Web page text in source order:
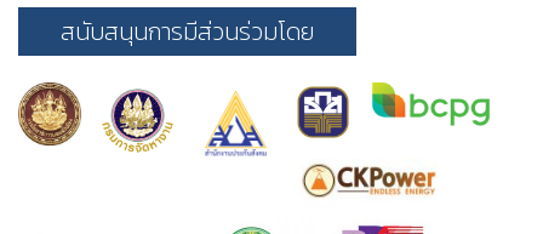
สนับสนุนการมีส่วนร่วมโดย